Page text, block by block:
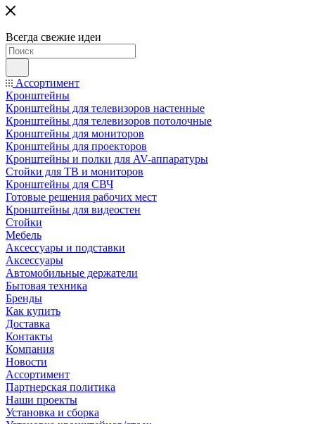
Всегда свежие идеи
Ассортимент
Кронштейны
Кронштейны для телевизоров настенные
Кронштейны для телевизоров потолочные
Кронштейны для мониторов
Кронштейны для проекторов
Кронштейны и полки для AV-аппаратуры
Стойки для ТВ и мониторов
Кронштейны для СВЧ
Готовые решения рабочих мест
Кронштейны для видеостен
Стойки
Мебель
Аксессуары и подставки
Аксессуары
Автомобильные держатели
Бытовая техника
Бренды
Как купить
Доставка
Контакты
Компания
Новости
Ассортимент
Партнерская политика
Наши проекты
Установка и сборка